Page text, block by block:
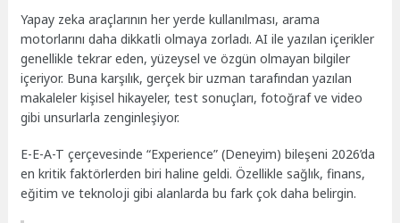
Yapay zeka araçlarının her yerde kullanılması, arama
motorlarını daha dikkatli olmaya zorladı. AI ile yazılan içerikler
genellikle tekrar eden, yüzeysel ve özgün olmayan bilgiler
içeriyor. Buna karşılık, gerçek bir uzman tarafından yazılan
makaleler kişisel hikayeler, test sonuçları, fotoğraf ve video
gibi unsurlarla zenginleşiyor.
E-E-A-T çerçevesinde “Experience” (Deneyim) bileşeni 2026’da
en kritik faktörlerden biri haline geldi. Özellikle sağlık, finans,
eğitim ve teknoloji gibi alanlarda bu fark çok daha belirgin.